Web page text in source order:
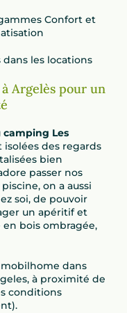
Confort et
les locations
Argelès pour un
camping Les
isolées des regards
bien
passer nos
on a aussi
soi, de pouvoir
un apéritif et
bois ombragée,
dans
à proximité de
conditions